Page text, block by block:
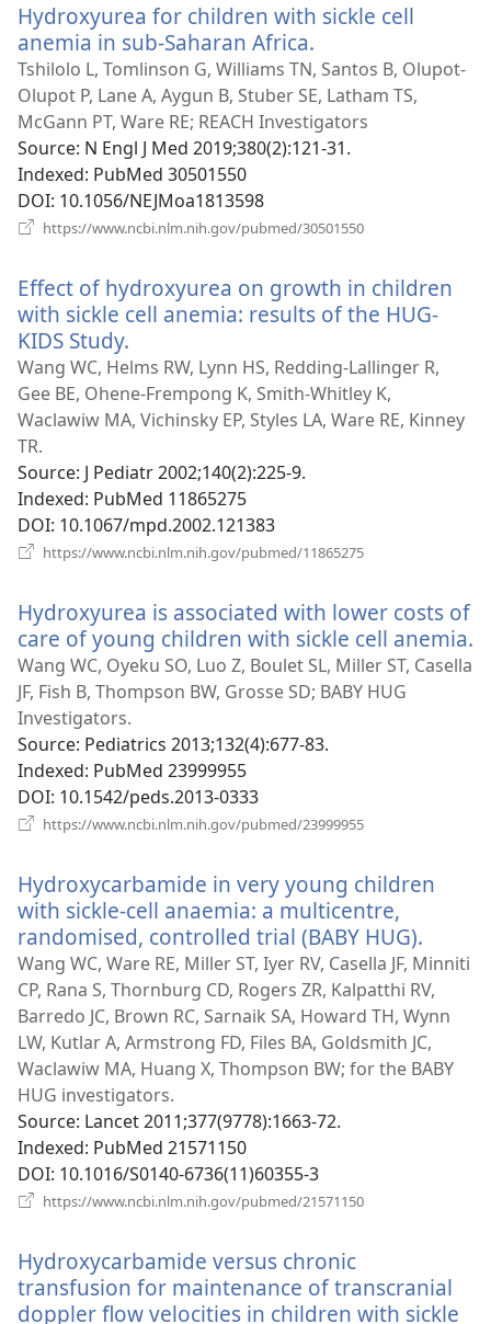
вікні)
Hydroxyurea for children with sickle cell
anemia in sub-Saharan Africa.
у
новому
вікні)
Tshilolo L, Tomlinson G, Williams TN, Santos B, Olupot-
Olupot P, Lane A, Aygun B, Stuber SE, Latham TS,
McGann PT, Ware RE; REACH Investigators
Source‎: N Engl J Med 2019;380(2):121-31.
Indexed‎: PubMed 30501550
DOI‎: 10.1056/NEJMoa1813598
https://www.ncbi.nlm.nih.gov/pubmed/30501550
вікні)
Effect of hydroxyurea on growth in children
with sickle cell anemia: results of the HUG-
KIDS Study.
у
новому
вікні)
Wang WC, Helms RW, Lynn HS, Redding-Lallinger R,
Gee BE, Ohene-Frempong K, Smith-Whitley K,
Waclawiw MA, Vichinsky EP, Styles LA, Ware RE, Kinney
TR.
Source‎: J Pediatr 2002;140(2):225-9.
Indexed‎: PubMed 11865275
DOI‎: 10.1067/mpd.2002.121383
https://www.ncbi.nlm.nih.gov/pubmed/11865275
вікні)
Hydroxyurea is associated with lower costs of
care of young children with sickle cell anemia.
Wang WC, Oyeku SO, Luo Z, Boulet SL, Miller ST, Casella
JF, Fish B, Thompson BW, Grosse SD; BABY HUG
Investigators.
Source‎: Pediatrics 2013;132(4):677-83.
Indexed‎: PubMed 23999955
DOI‎: 10.1542/peds.2013-0333
https://www.ncbi.nlm.nih.gov/pubmed/23999955
вікні)
Hydroxycarbamide in very young children
with sickle-cell anaemia: a multicentre,
randomised, controlled trial (BABY HUG).
у
вікні)
Wang WC, Ware RE, Miller ST, Iyer RV, Casella JF, Minniti
CP, Rana S, Thornburg CD, Rogers ZR, Kalpatthi RV,
Barredo JC, Brown RC, Sarnaik SA, Howard TH, Wynn
LW, Kutlar A, Armstrong FD, Files BA, Goldsmith JC,
Waclawiw MA, Huang X, Thompson BW; for the BABY
HUG investigators.
Source‎: Lancet 2011;377(9778):1663-72.
Indexed‎: PubMed 21571150
DOI‎: 10.1016/S0140-6736(11)60355-3
https://www.ncbi.nlm.nih.gov/pubmed/21571150
Hydroxycarbamide versus chronic
transfusion for maintenance of transcranial
doppler flow velocities in children with sickle